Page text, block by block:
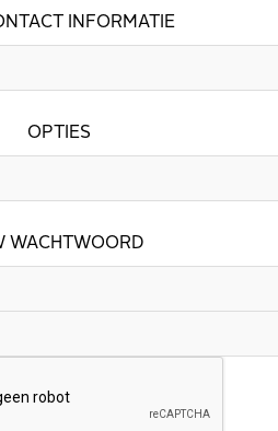
INFORMATIE
OPTIES
WACHTWOORD